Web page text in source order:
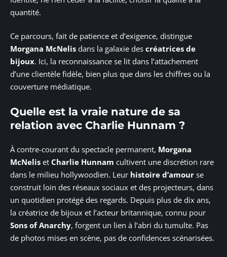
quantité.
Ce parcours, fait de patience et d’exigence, distingue
Morgana McNelis dans la galaxie des créatrices de
bijoux. Ici, la reconnaissance se lit dans l’attachement
d’une clientèle fidèle, bien plus que dans les chiffres ou la
couverture médiatique.
Quelle est la vraie nature de sa
relation avec Charlie Hunnam ?
À contre-courant du spectacle permanent, Morgana
McNelis et Charlie Hunnam cultivent une discrétion rare
dans le milieu hollywoodien. Leur histoire d’amour se
construit loin des réseaux sociaux et des projecteurs, dans
un quotidien protégé des regards. Depuis plus de dix ans,
la créatrice de bijoux et l’acteur britannique, connu pour
Sons of Anarchy, forgent un lien à l’abri du tumulte. Pas
de photos mises en scène, pas de confidences scénarisées.